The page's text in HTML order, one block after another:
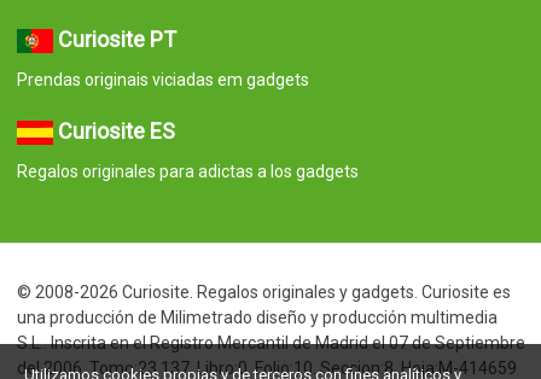
Curiosite PT
Prendas originais viciadas em gadgets
Curiosite ES
Regalos originales para adictas a los gadgets
© 2008-2026 Curiosite. Regalos originales y gadgets. Curiosite es
una producción de Milimetrado diseño y producción multimedia
S.L.. Inscrita en el Registro Mercantil de Madrid el 07 de Septiembre
del 2006. Tomo:23.137. Libro:0. Folio:10. Seccion:8. Hoja:M-414659
Utilizamos cookies propias y de terceros con fines analíticos y